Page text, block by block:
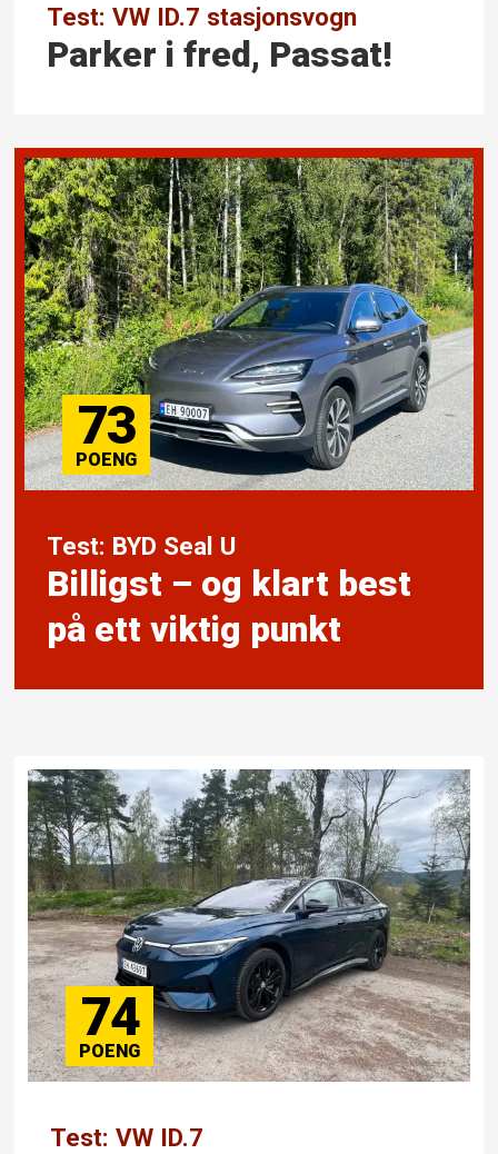
Test: VW ID.7 stasjonsvogn
Parker i fred, Passat!
73
Test: BYD Seal U
Billigst – og klart best
på ett viktig punkt
74
Test: VW ID.7